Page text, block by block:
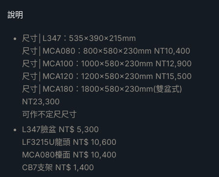
說明
尺寸│L347：535×390×215mm
尺寸│MCA080：800×580×230mm NT10,400
尺寸│MCA100：1000×580×230mm NT12,900
尺寸│MCA120：1200×580×230mm NT15,500
尺寸│MCA180：1800×580×230mm(雙盆式)
NT23,300
可作不定尺尺寸
L347臉盆 NT$ 5,300
LF3215U龍頭 NT$ 10,600
MCA080檯面 NT$ 10,400
CB7支架 NT$ 1,400